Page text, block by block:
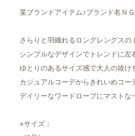
某ブランドアイテム♪ブランド名Ｎ
さらりと羽織れるロングレングスの
シンプルなデザインでトレンドに左
ゆとりのあるサイズ感で大人の抜け
カジュアルコーデからきれいめコー
デイリーなワードローブにマストな
○サイズ：